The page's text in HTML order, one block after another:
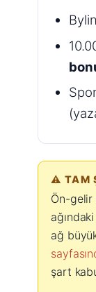
⚠️ TAM
Ön-gelir
ağ
şart